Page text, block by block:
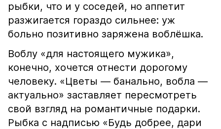
рыбки, что и у соседей, но аппетит
разжигается гораздо сильнее: уж
больно позитивно заряжена воблёшка.
Воблу «для настоящего мужика»,
конечно, хочется отнести дорогому
человеку. «Цветы — банально, вобла —
актуально» заставляет пересмотреть
свой взгляд на романтичные подарки.
Рыбка с надписью «Будь добрее, дари